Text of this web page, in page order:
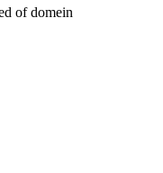
of domein